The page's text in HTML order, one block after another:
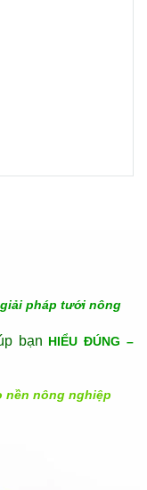
pháp tưới nông
bạn HIỂU ĐÚNG –
nền nông nghiệp